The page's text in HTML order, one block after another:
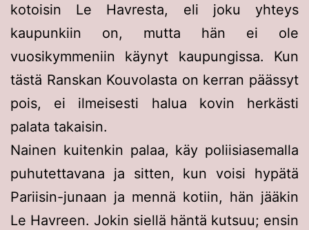
kotoisin Le Havresta, eli joku yhteys
kaupunkiin on, mutta hän ei ole
vuosikymmeniin käynyt kaupungissa. Kun
tästä Ranskan Kouvolasta on kerran päässyt
pois, ei ilmeisesti halua kovin herkästi
palata takaisin.
Nainen kuitenkin palaa, käy poliisiasemalla
puhutettavana ja sitten, kun voisi hypätä
Pariisin-junaan ja mennä kotiin, hän jääkin
Le Havreen. Jokin siellä häntä kutsuu; ensin